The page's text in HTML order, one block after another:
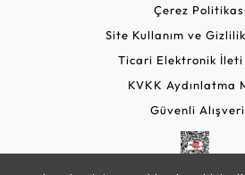
Çerez Politikası
Site Kullanım ve
Ticari Elektronik İleti
KVKK Aydınlatma
Güvenli